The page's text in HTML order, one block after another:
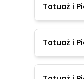
Tatuaż i
Tatuaż i